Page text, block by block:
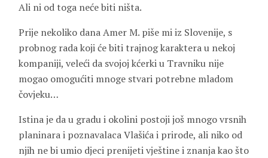
Ali ni od toga neće biti ništa.
Prije nekoliko dana Amer M. piše mi iz Slovenije, s
probnog rada koji će biti trajnog karaktera u nekoj
kompaniji, veleći da svojoj kćerki u Travniku nije
mogao omogućiti mnoge stvari potrebne mladom
čovjeku…
Istina je da u gradu i okolini postoji još mnogo vrsnih
planinara i poznavalaca Vlašića i prirode, ali niko od
njih ne bi umio djeci prenijeti vještine i znanja kao što